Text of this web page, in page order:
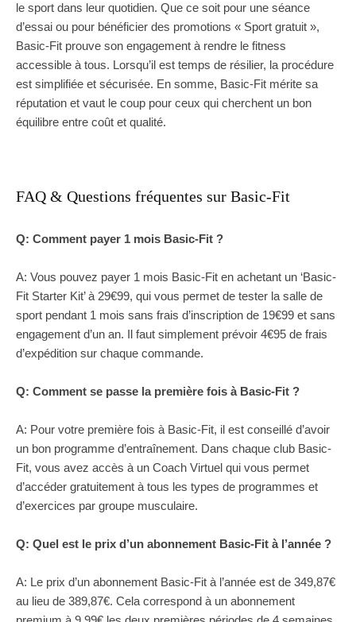
le sport dans leur quotidien. Que ce soit pour une séance
d’essai ou pour bénéficier des promotions « Sport gratuit »,
Basic-Fit prouve son engagement à rendre le fitness
accessible à tous. Lorsqu’il est temps de résilier, la procédure
est simplifiée et sécurisée. En somme, Basic-Fit mérite sa
réputation et vaut le coup pour ceux qui cherchent un bon
équilibre entre coût et qualité.
FAQ & Questions fréquentes sur Basic-Fit
Q: Comment payer 1 mois Basic-Fit ?
A: Vous pouvez payer 1 mois Basic-Fit en achetant un ‘Basic-
Fit Starter Kit’ à 29€99, qui vous permet de tester la salle de
sport pendant 1 mois sans frais d’inscription de 19€99 et sans
engagement d’un an. Il faut simplement prévoir 4€95 de frais
d’expédition sur chaque commande.
Q: Comment se passe la première fois à Basic-Fit ?
A: Pour votre première fois à Basic-Fit, il est conseillé d’avoir
un bon programme d’entraînement. Dans chaque club Basic-
Fit, vous avez accès à un Coach Virtuel qui vous permet
d’accéder gratuitement à tous les types de programmes et
d’exercices par groupe musculaire.
Q: Quel est le prix d’un abonnement Basic-Fit à l’année ?
A: Le prix d’un abonnement Basic-Fit à l’année est de 349,87€
au lieu de 389,87€. Cela correspond à un abonnement